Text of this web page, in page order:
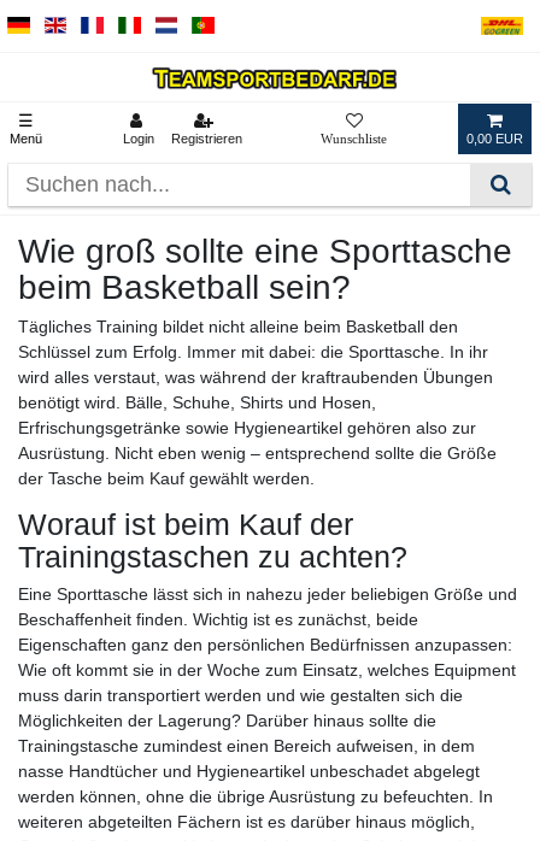
☰
Menü Login Registrieren 0,00 EUR
Wie groß sollte eine Sporttasche
beim Basketball sein?
Tägliches Training bildet nicht alleine beim Basketball den
Schlüssel zum Erfolg. Immer mit dabei: die Sporttasche. In ihr
wird alles verstaut, was während der kraftraubenden Übungen
benötigt wird. Bälle, Schuhe, Shirts und Hosen,
Erfrischungsgetränke sowie Hygieneartikel gehören also zur
Ausrüstung. Nicht eben wenig – entsprechend sollte die Größe
der Tasche beim Kauf gewählt werden.
Worauf ist beim Kauf der
Trainingstaschen zu achten?
Eine Sporttasche lässt sich in nahezu jeder beliebigen Größe und
Beschaffenheit finden. Wichtig ist es zunächst, beide
Eigenschaften ganz den persönlichen Bedürfnissen anzupassen:
Wie oft kommt sie in der Woche zum Einsatz, welches Equipment
muss darin transportiert werden und wie gestalten sich die
Möglichkeiten der Lagerung? Darüber hinaus sollte die
Trainingstasche zumindest einen Bereich aufweisen, in dem
nasse Handtücher und Hygieneartikel unbeschadet abgelegt
werden können, ohne die übrige Ausrüstung zu befeuchten. In
weiteren abgeteilten Fächern ist es darüber hinaus möglich,